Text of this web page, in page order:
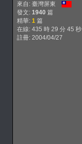
來自: 臺灣屏東
發文: 1940 篇
精華: 1篇
在線: 435 時 29 分 45 秒
註冊: 2004/04/27